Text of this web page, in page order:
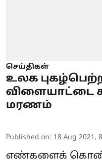
செய்திகள்
உலக
விளையாட்டை
மரணம்
Published on: 18 Aug 2021,
எண்களைக்